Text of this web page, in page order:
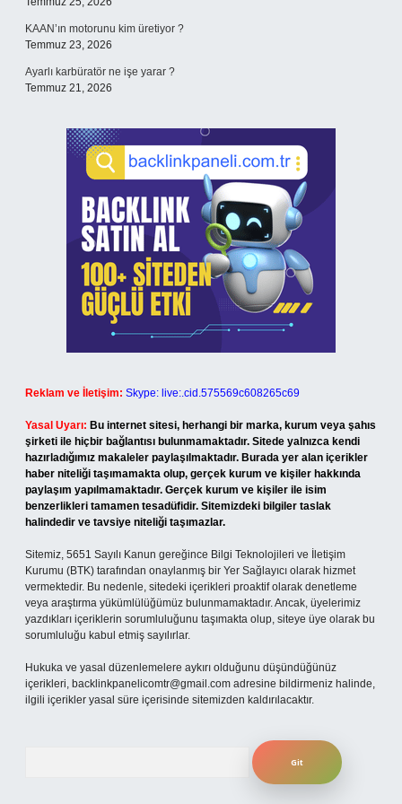
KAAN’ın motorunu kim üretiyor ?
Temmuz 23, 2026
Ayarlı karbüratör ne işe yarar ?
Temmuz 21, 2026
Reklam ve İletişim: Skype: live:.cid.575569c608265c69
Yasal Uyarı: Bu internet sitesi, herhangi bir marka, kurum veya şahıs
şirketi ile hiçbir bağlantısı bulunmamaktadır. Sitede yalnızca kendi
hazırladığımız makaleler paylaşılmaktadır. Burada yer alan içerikler
haber niteliği taşımamakta olup, gerçek kurum ve kişiler hakkında
paylaşım yapılmamaktadır. Gerçek kurum ve kişiler ile isim
benzerlikleri tamamen tesadüfidir. Sitemizdeki bilgiler taslak
halindedir ve tavsiye niteliği taşımazlar.
Sitemiz, 5651 Sayılı Kanun gereğince Bilgi Teknolojileri ve İletişim
Kurumu (BTK) tarafından onaylanmış bir Yer Sağlayıcı olarak hizmet
vermektedir. Bu nedenle, sitedeki içerikleri proaktif olarak denetleme
veya araştırma yükümlülüğümüz bulunmamaktadır. Ancak, üyelerimiz
yazdıkları içeriklerin sorumluluğunu taşımakta olup, siteye üye olarak bu
sorumluluğu kabul etmiş sayılırlar.
Hukuka ve yasal düzenlemelere aykırı olduğunu düşündüğünüz
içerikleri, backlinkpanelicomtr@gmail.com adresine bildirmeniz halinde,
ilgili içerikler yasal süre içerisinde sitemizden kaldırılacaktır.